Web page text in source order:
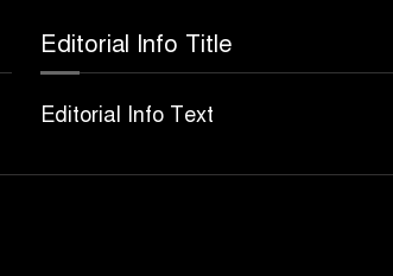
Editorial Info Title
Editorial Info Text